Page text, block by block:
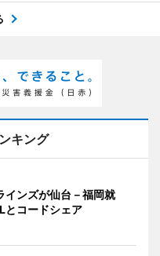
キング
インズが仙台－福岡就
コードシェア